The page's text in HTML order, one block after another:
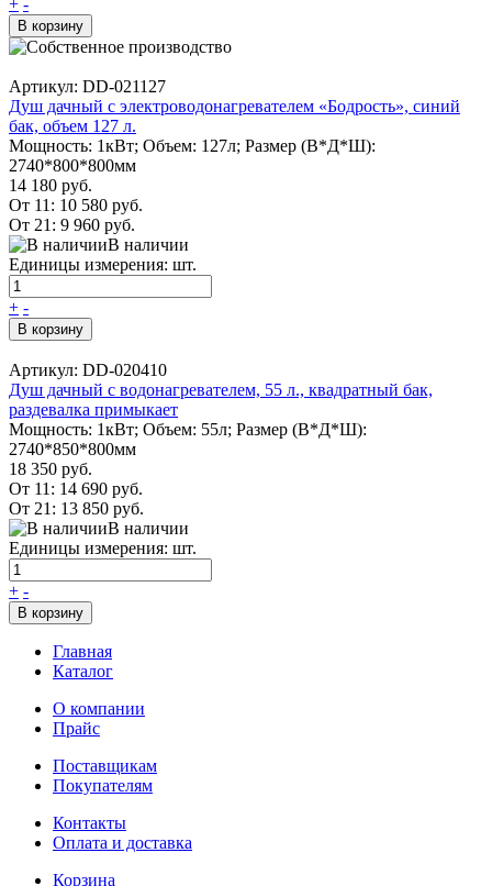
В корзину
Артикул: DD-021127
Душ дачный с электроводонагревателем «Бодрость», синий
бак, объем 127 л.
Мощность: 1кВт; Объем: 127л; Размер (В*Д*Ш):
2740*800*800мм
14 180 руб.
От 11: 10 580 руб.
От 21: 9 960 руб.
В наличии
Единицы измерения: шт.
+ -
В корзину
Артикул: DD-020410
Душ дачный с водонагревателем, 55 л., квадратный бак,
раздевалка примыкает
Мощность: 1кВт; Объем: 55л; Размер (В*Д*Ш):
2740*850*800мм
18 350 руб.
От 11: 14 690 руб.
От 21: 13 850 руб.
В наличии
Единицы измерения: шт.
+ -
В корзину
Главная
Каталог
О компании
Прайс
Поставщикам
Покупателям
Контакты
Оплата и доставка
Корзина